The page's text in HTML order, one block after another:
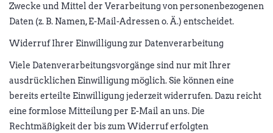
Zwecke und Mittel der Verarbeitung von personenbezogenen
Daten (z. B. Namen, E-Mail-Adressen o. Ä.) entscheidet.
Widerruf Ihrer Einwilligung zur Datenverarbeitung
Viele Datenverarbeitungsvorgänge sind nur mit Ihrer
ausdrücklichen Einwilligung möglich. Sie können eine
bereits erteilte Einwilligung jederzeit widerrufen. Dazu reicht
eine formlose Mitteilung per E-Mail an uns. Die
Rechtmäßigkeit der bis zum Widerruf erfolgten